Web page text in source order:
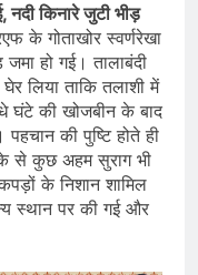
किनारे जुटी भीड़
के गोताखोर स्वर्णरेखा
हो गई। तालाबंदी
लिया ताकि तलाशी में
घंटे की खोजबीन के बाद
की पुष्टि होते ही
से कुछ अहम सुराग भी
के निशान शामिल
स्थान पर की गई और